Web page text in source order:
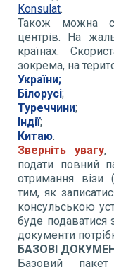
Konsulat.
Також можна
центрів. На
країнах.
зокрема, на
України;
Білорусі;
Туреччини;
Індії;
Китаю.
Зверніть увагу,
подати повний
отримання
тим, як
консульською
буде подаватися
документи
БАЗОВІ
Базовий